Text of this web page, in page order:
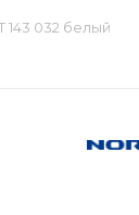
143 032 белый